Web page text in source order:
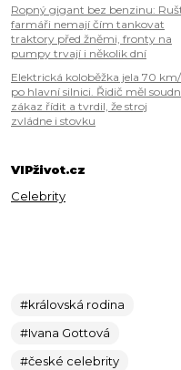
Ropný gigant bez benzinu:
farmáři nemají čím tankovat
traktory před žněmi, fronty na
pumpy trvají i několik dní
Elektrická koloběžka jela 70
po hlavní silnici. Řidič měl
zákaz řídit a tvrdil, že stroj
zvládne i stovku
VIPživot.cz
Celebrity
#královská rodina
#Ivana Gottová
#české celebrity